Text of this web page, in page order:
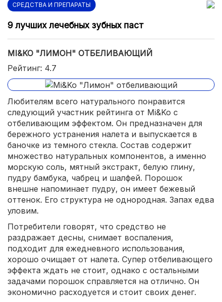
СРЕДСТВА И ПРЕПАРАТЫ
9 лучших лечебных зубных паст
MI&KO "ЛИМОН" ОТБЕЛИВАЮЩИЙ
Рейтинг: 4.7
Любителям всего натурального понравится
следующий участник рейтинга от Mi&Ko с
отбеливающим эффектом. Он предназначен для
бережного устранения налета и выпускается в
баночке из темного стекла. Состав содержит
множество натуральных компонентов, а именно
морскую соль, мятный экстракт, белую глину,
пудру бамбука, чабрец и шалфей. Порошок
внешне напоминает пудру, он имеет бежевый
оттенок. Его структура не однородная. Запах едва
уловим.
Потребители говорят, что средство не
раздражает десны, снимает воспаления,
подходит для ежедневного использования,
хорошо очищает от налета. Супер отбеливающего
эффекта ждать не стоит, однако с остальными
задачами порошок справляется на отлично. Он
экономично расходуется и стоит своих денег.